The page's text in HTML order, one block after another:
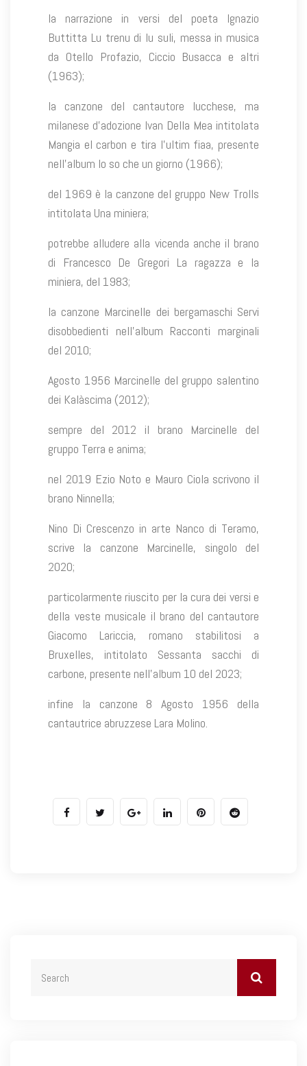
la narrazione in versi del poeta Ignazio
Buttitta Lu trenu di lu suli, messa in musica
da Otello Profazio, Ciccio Busacca e altri
(1963);
la canzone del cantautore lucchese, ma
milanese d’adozione Ivan Della Mea intitolata
Mangia el carbon e tira l’ultim fiaa, presente
nell’album Io so che un giorno (1966);
del 1969 è la canzone del gruppo New Trolls
intitolata Una miniera;
potrebbe alludere alla vicenda anche il brano
di Francesco De Gregori La ragazza e la
miniera, del 1983;
la canzone Marcinelle dei bergamaschi Servi
disobbedienti nell’album Racconti marginali
del 2010;
Agosto 1956 Marcinelle del gruppo salentino
dei Kalàscima (2012);
sempre del 2012 il brano Marcinelle del
gruppo Terra e anima;
nel 2019 Ezio Noto e Mauro Ciola scrivono il
brano Ninnella;
Nino Di Crescenzo in arte Nanco di Teramo,
scrive la canzone Marcinelle, singolo del
2020;
particolarmente riuscito per la cura dei versi e
della veste musicale il brano del cantautore
Giacomo Lariccia, romano stabilitosi a
Bruxelles, intitolato Sessanta sacchi di
carbone, presente nell’album 10 del 2023;
infine la canzone 8 Agosto 1956 della
cantautrice abruzzese Lara Molino.